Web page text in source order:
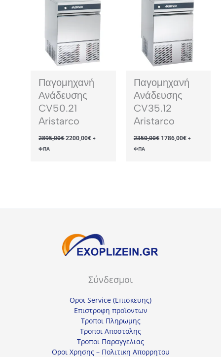
Παγομηχανή
Ανάδευσης
CV50.21
Aristarco
2895,00€Original
price
2200,00€Η+
ΦΠΑ
Παγομηχανή
Ανάδευσης
CV35.12
Aristarco
2350,00€ Original
price
1786,00€Η+
ΦΠΑ
Σύνδεσμοι
Οροι Service (Επισκευης)
Επιστροφη προϊοντων
Τροποι Πληρωμης
Τροποι Αποστολης
Τροποι Παραγγελιας
Οροι Χρησης – Πολιτικη Απορρητου